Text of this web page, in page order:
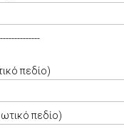
πεδίο)
πεδίο)